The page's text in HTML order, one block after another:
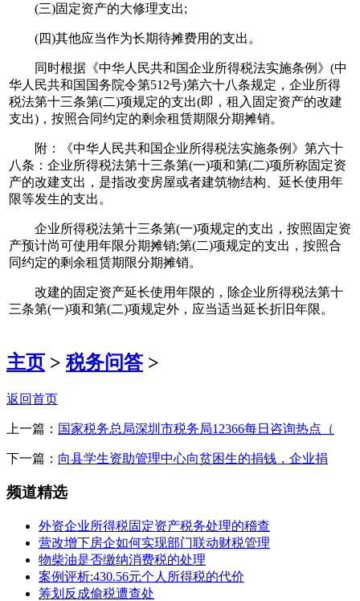
(三)固定资产的大修理支出;
(四)其他应当作为长期待摊费用的支出。
同时根据《中华人民共和国企业所得税法实施条例》(中
华人民共和国国务院令第512号)第六十八条规定，企业所得
税法第十三条第(二)项规定的支出(即，租入固定资产的改建
支出)，按照合同约定的剩余租赁期限分期摊销。
附：《中华人民共和国企业所得税法实施条例》第六十
八条：企业所得税法第十三条第(一)项和第(二)项所称固定资
产的改建支出，是指改变房屋或者建筑物结构、延长使用年
限等发生的支出。
企业所得税法第十三条第(一)项规定的支出，按照固定资
产预计尚可使用年限分期摊销;第(二)项规定的支出，按照合
同约定的剩余租赁期限分期摊销。
改建的固定资产延长使用年限的，除企业所得税法第十
三条第(一)项和第(二)项规定外，应当适当延长折旧年限。
主页 > 税务问答>
返回首页
上一篇： 国家税务总局深圳市税务局12366每日咨询热点（
下一篇： 向县学生资助管理中心向贫困生的捐钱，企业捐
频道精选
外资企业所得税固定资产税务处理的稽查
营改增下房企如何实现部门联动财税管理
物柴油是否缴纳消费税的处理
案例评析:430.56元个人所得税的代价
筹划反成偷税遭查处